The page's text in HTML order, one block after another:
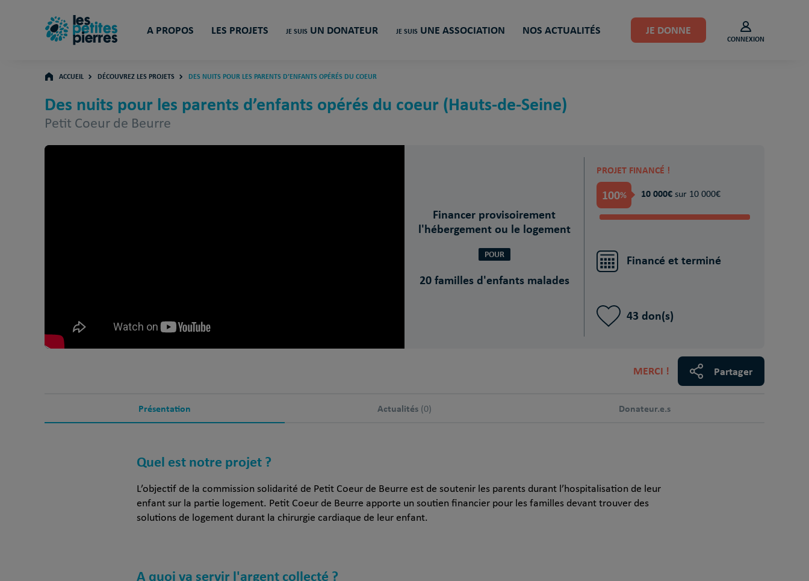
A PROPOS LES PROJETS JE SUIS UN DONATEUR JE SUIS UNE ASSOCIATION NOS ACTUALITÉS JE DONNE
CONNEXION
ACCUEIL DÉCOUVREZ LES PROJETS DES NUITS POUR LES PARENTS D’ENFANTS OPÉRÉS DU COEUR
Des nuits pour les parents d’enfants opérés du coeur (Hauts-de-Seine)
Petit Coeur de Beurre
Financer provisoirement
l'hébergement ou le logement
POUR
20 familles d'enfants malades
PROJET FINANCÉ !
100% 10 000€ sur 10 000€
Financé et terminé
43 don(s)
MERCI ! Partager
Présentation Actualités (0) Donateur.e.s
Quel est notre projet ?
L’objectif de la commission solidarité de Petit Coeur de Beurre est de soutenir les parents durant l’hospitalisation de leur
enfant sur la partie logement. Petit Coeur de Beurre apporte un soutien financier pour les familles devant trouver des
solutions de logement durant la chirurgie cardiaque de leur enfant.
A quoi va servir l'argent collecté ?